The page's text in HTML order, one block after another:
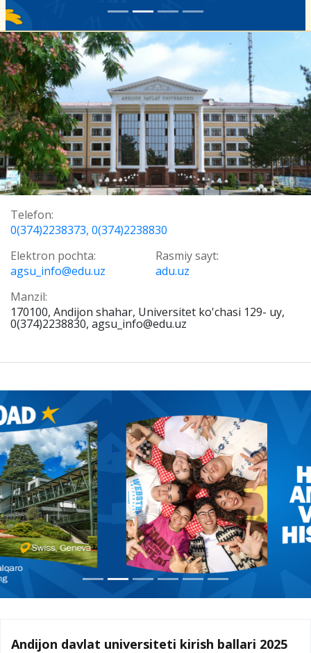
Telefon:
0(374)2238373, 0(374)2238830
Elektron pochta:
agsu_info@edu.uz
Rasmiy sayt:
adu.uz
Manzil:
170100, Andijon shahar, Universitet ko'chasi 129- uy,
0(374)2238830, agsu_info@edu.uz
Andijon davlat universiteti kirish ballari 2025